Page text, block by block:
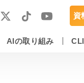
資
AIの取り組み